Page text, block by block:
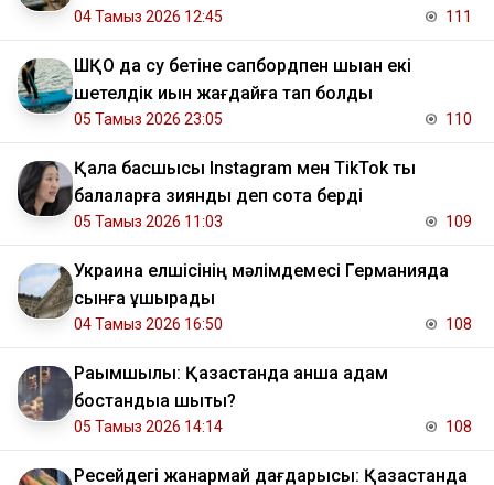
04 Тамыз 2026 12:45 111
ШҚО да су бетіне сапбордпен шыққан екі
шетелдік қиын жағдайға тап болды
05 Тамыз 2026 23:05 110
Қала басшысы Instagram мен TikTok ты
балаларға зиянды деп сотқа берді
05 Тамыз 2026 11:03 109
Украина елшісінің мәлімдемесі Германияда
сынға ұшырады
04 Тамыз 2026 16:50 108
Рақымшылық: Қазақстанда қанша адам
бостандыққа шықты?
05 Тамыз 2026 14:14 108
Ресейдегі жанармай дағдарысы: Қазақстанда